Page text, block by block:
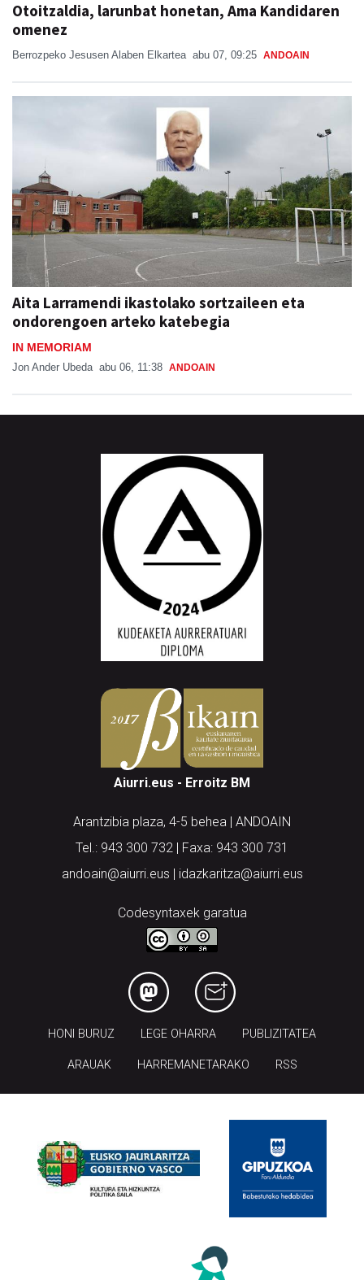
Otoitzaldia, larunbat honetan, Ama Kandidaren
omenez
Berrozpeko Jesusen Alaben Elkartea abu 07, 09:25 ANDOAIN
Aita Larramendi ikastolako sortzaileen eta
ondorengoen arteko katebegia
IN MEMORIAM
Jon Ander Ubeda abu 06, 11:38 ANDOAIN
Aiurri.eus - Erroitz BM
Arantzibia plaza, 4-5 behea | ANDOAIN
Tel.: 943 300 732 | Faxa: 943 300 731
andoain@aiurri.eus | idazkaritza@aiurri.eus
Codesyntaxek garatua
HONI BURUZ LEGE OHARRA PUBLIZITATEA
ARAUAK HARREMANETARAKO RSS